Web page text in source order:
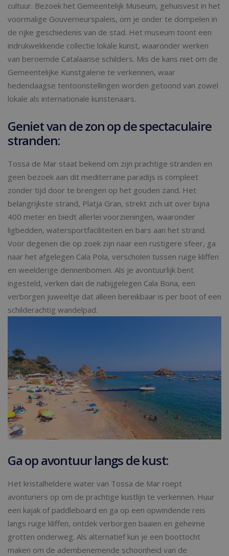
cultuur. Bezoek het Gemeentelijk Museum, gehuisvest in het
voormalige Gouverneurspaleis, om je onder te dompelen in
de rijke geschiedenis van de stad. Het museum toont een
indrukwekkende collectie lokale kunst, waaronder werken
van beroemde Catalaanse schilders. Mis de kans niet om de
Gemeentelijke Kunstgalerie te verkennen, waar
hedendaagse tentoonstellingen worden getoond van zowel
lokale als internationale kunstenaars.
Geniet van de zon op de spectaculaire
stranden:
Tossa de Mar staat bekend om zijn prachtige stranden en
geen bezoek aan dit mediterrane paradijs is compleet
zonder tijd door te brengen op het gouden zand. Het
belangrijkste strand, Platja Gran, strekt zich uit over bijna
400 meter en biedt allerlei voorzieningen, waaronder
ligbedden, watersportfaciliteiten en bars aan het strand.
Voor degenen die op zoek zijn naar een rustigere sfeer, ga
naar het afgelegen Cala Pola, verscholen tussen ruige kliffen
en weelderige dennenbomen. Als je avontuurlijk bent
ingesteld, verken dan de nabijgelegen Cala Bona, een
verborgen juweeltje dat alleen bereikbaar is per boot of een
schilderachtig wandelpad.
Ga op avontuur langs de kust:
Het kristalheldere water van Tossa de Mar roept
avonturiers op om de prachtige kustlijn te verkennen. Huur
een kajak of paddleboard en ga op een opwindende reis
langs ruige kliffen, ontdek verborgen baaien en geheime
grotten onderweg. Als alternatief kun je een boottocht
maken om de adembenemende schoonheid van de